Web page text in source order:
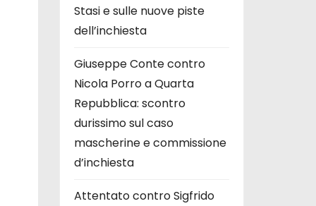
Stasi e sulle nuove piste
dell’inchiesta
Giuseppe Conte contro
Nicola Porro a Quarta
Repubblica: scontro
durissimo sul caso
mascherine e commissione
d’inchiesta
Attentato contro Sigfrido